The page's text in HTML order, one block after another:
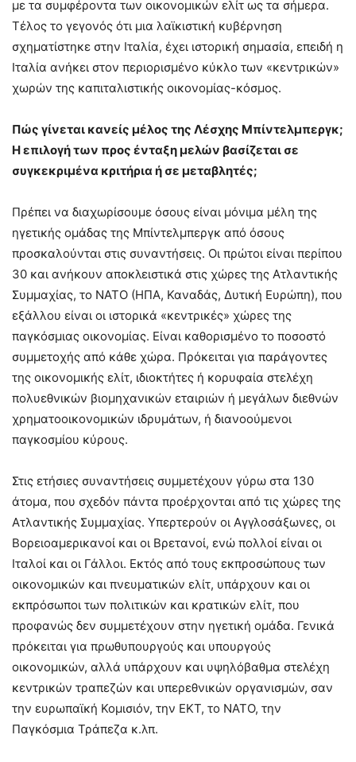
με τα συμφέροντα των οικονομικών ελίτ ως τα σήμερα.
Τέλος το γεγονός ότι μια λαϊκιστική κυβέρνηση
σχηματίστηκε στην Ιταλία, έχει ιστορική σημασία, επειδή η
Ιταλία ανήκει στον περιορισμένο κύκλο των «κεντρικών»
χωρών της καπιταλιστικής οικονομίας-κόσμος.
Πώς γίνεται κανείς μέλος της Λέσχης Μπίντελμπεργκ;
Η επιλογή των προς ένταξη μελών βασίζεται σε
συγκεκριμένα κριτήρια ή σε μεταβλητές;
Πρέπει να διαχωρίσουμε όσους είναι μόνιμα μέλη της
ηγετικής ομάδας της Μπίντελμπεργκ από όσους
προσκαλούνται στις συναντήσεις. Οι πρώτοι είναι περίπου
30 και ανήκουν αποκλειστικά στις χώρες της Ατλαντικής
Συμμαχίας, το ΝΑΤΟ (ΗΠΑ, Καναδάς, Δυτική Ευρώπη), που
εξάλλου είναι οι ιστορικά «κεντρικές» χώρες της
παγκόσμιας οικονομίας. Είναι καθορισμένο το ποσοστό
συμμετοχής από κάθε χώρα. Πρόκειται για παράγοντες
της οικονομικής ελίτ, ιδιοκτήτες ή κορυφαία στελέχη
πολυεθνικών βιομηχανικών εταιριών ή μεγάλων διεθνών
χρηματοοικονομικών ιδρυμάτων, ή διανοούμενοι
παγκοσμίου κύρους.
Στις ετήσιες συναντήσεις συμμετέχουν γύρω στα 130
άτομα, που σχεδόν πάντα προέρχονται από τις χώρες της
Ατλαντικής Συμμαχίας. Υπερτερούν οι Αγγλοσάξωνες, οι
Βορειοαμερικανοί και οι Βρετανοί, ενώ πολλοί είναι οι
Ιταλοί και οι Γάλλοι. Εκτός από τους εκπροσώπους των
οικονομικών και πνευματικών ελίτ, υπάρχουν και οι
εκπρόσωποι των πολιτικών και κρατικών ελίτ, που
προφανώς δεν συμμετέχουν στην ηγετική ομάδα. Γενικά
πρόκειται για πρωθυπουργούς και υπουργούς
οικονομικών, αλλά υπάρχουν και υψηλόβαθμα στελέχη
κεντρικών τραπεζών και υπερεθνικών οργανισμών, σαν
την ευρωπαϊκή Κομισιόν, την ΕΚΤ, το ΝΑΤΟ, την
Παγκόσμια Τράπεζα κ.λπ.